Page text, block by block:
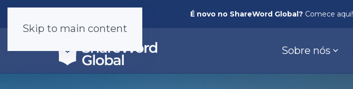
Skip to main content
É novo no ShareWord Global? Comece aqui!
Sobre nós